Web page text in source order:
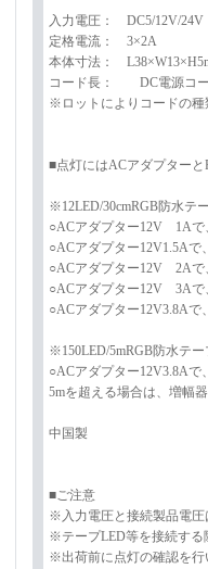
入力電圧： DC5/12V/24V
定格電流： 3×2A
本体寸法：
コード長： DC電源コー
※ロットによりコードの種
■点灯にはACアダプターと
※12LED/30cmRGB防水テ
○ACアダプター12V 1A
○ACアダプター12V1.5A
○ACアダプター12V 2A
○ACアダプター12V 3A
○ACアダプター12V3.8A
※150LED/5mRGB防水テ
○ACアダプター12V3.8A
5mを超える場合は、増幅
中国製
■ご注意
※入力電圧と接続製品電圧
※テープLED等を接続する
※出荷前に点灯の確認を行